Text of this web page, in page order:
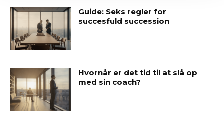
Guide: Seks regler for
succesfuld succession
Hvornår er det tid til at slå op
med sin coach?